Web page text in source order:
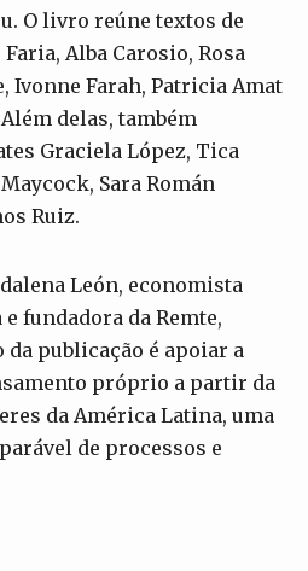
O livro reúne textos de
Alba Carosio, Rosa
Ivonne Farah, Patricia Amat
delas, também
Graciela López, Tica
Sara Román
Ruiz.
León, economista
fundadora da Remte,
publicação é apoiar a
próprio a partir da
da América Latina, uma
de processos e